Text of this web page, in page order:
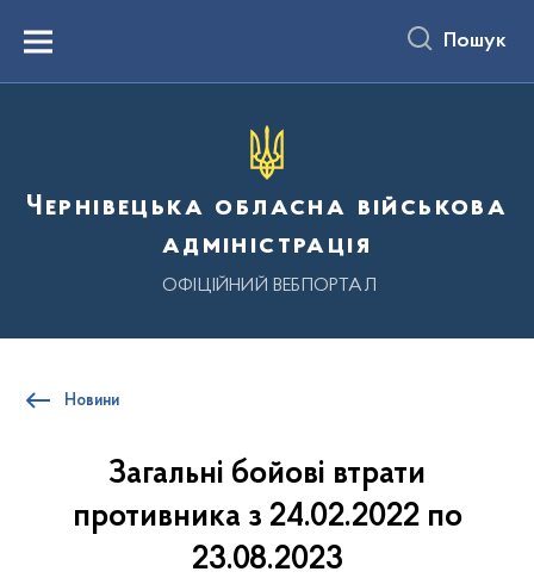
вмістуMenu Пошук
Чернівецька обласна військова
адміністрація
ОФІЦІЙНИЙ ВЕБПОРТАЛ
Новини
Загальні бойові втрати
противника з 24.02.2022 по
23.08.2023